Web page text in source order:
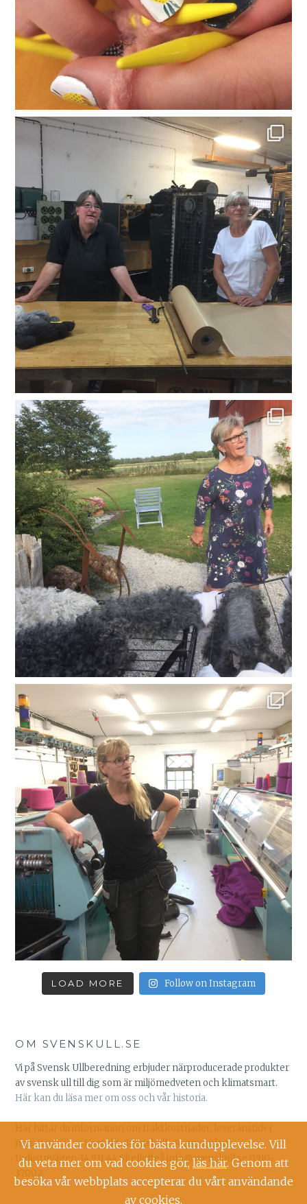
LOAD MORE Follow on Instagram
OM SVENSKULL.SE
Vi på Svensk Ullberedning erbjuder närproducerade produkter
av svensk ull till dig som är miljömedveten och klimatsmart.
Här kan du läsa mer om oss och vår historia.
mm:KöpvillkorKontakt: Svenskull -Ruggugglan
Industrivägen 34 931 44 Skellefteå info@svenskull.se 0910-
37002
Vi använder cookies för bästa kundupplevelse. Vill
du veta mer om vad cookies gör, läs här. Genom att
besöka vår webbplats accepterar du vårt användande
av cookies.